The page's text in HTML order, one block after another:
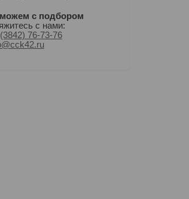
с подбором
с нами:
76-73-76